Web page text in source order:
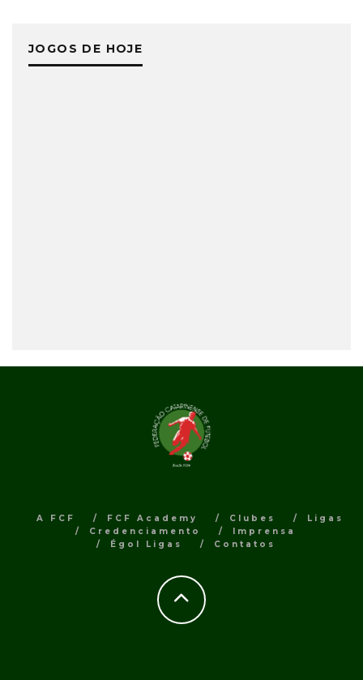
JOGOS DE HOJE
A FCF FCF Academy Clubes
Ligas
Credenciamento
Imprensa
Égol Ligas
Contatos